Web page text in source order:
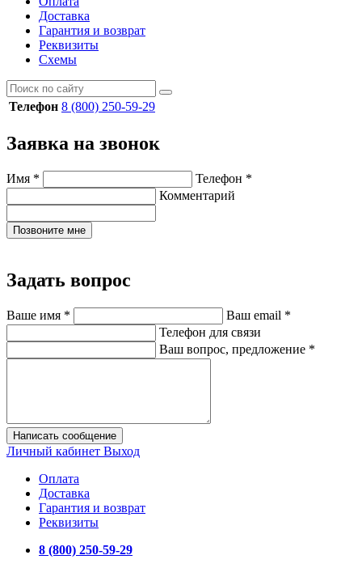
Доставка
Гарантия и возврат
Реквизиты
Схемы
Телефон 8 (800) 250-59-29
Заявка на звонок
Имя * Телефон *
Комментарий
Позвоните мне
Задать вопрос
Ваше имя * Ваш email *
Телефон для связи
Ваш вопрос, предложение *
Написать сообщение
Личный кабинет Выход
Оплата
Доставка
Гарантия и возврат
Реквизиты
8 (800) 250-59-29